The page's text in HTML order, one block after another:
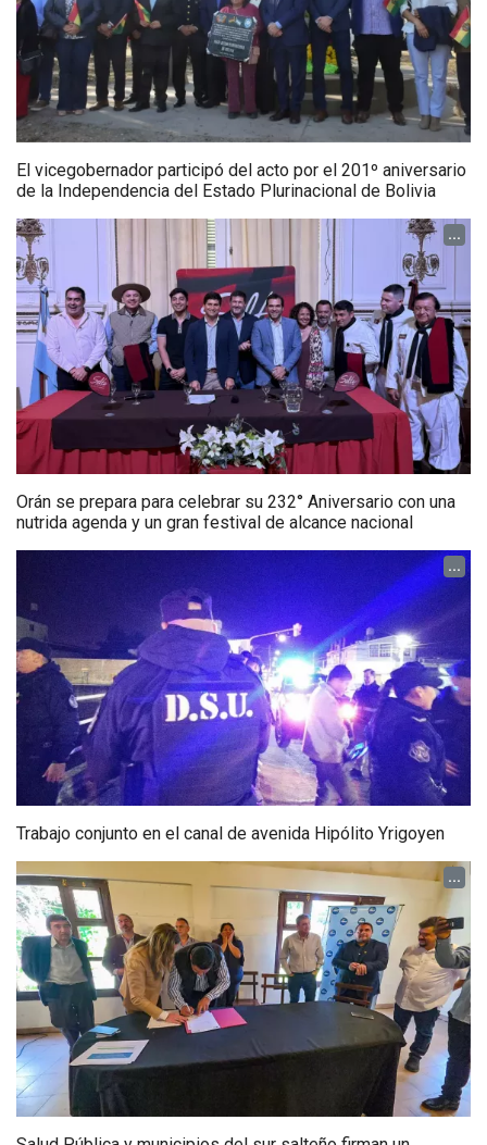
El vicegobernador participó del acto por el 201º aniversario
de la Independencia del Estado Plurinacional de Bolivia
...
Orán se prepara para celebrar su 232° Aniversario con una
nutrida agenda y un gran festival de alcance nacional
...
Trabajo conjunto en el canal de avenida Hipólito Yrigoyen
...